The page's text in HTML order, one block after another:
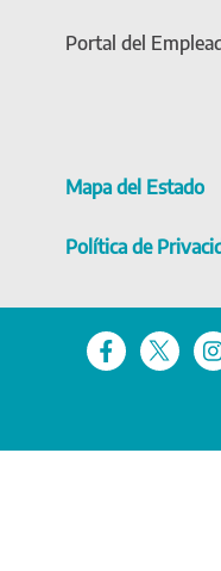
Portal del
Mapa del Estado
Política de